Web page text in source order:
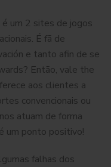
um 2 sites de jogos
É fã de
e tanto afin de se
Então, vale the
aos clientes a
convencionais ou
atuam de forma
um ponto positivo!
falhas dos